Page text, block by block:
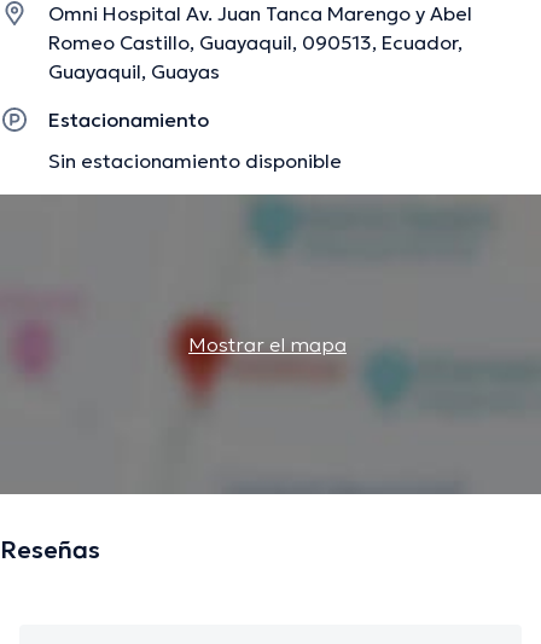
Omni Hospital Av. Juan Tanca Marengo y Abel
Romeo Castillo, Guayaquil, 090513, Ecuador,
Guayaquil, Guayas
Estacionamiento
Sin estacionamiento disponible
Mostrar el mapa
Reseñas